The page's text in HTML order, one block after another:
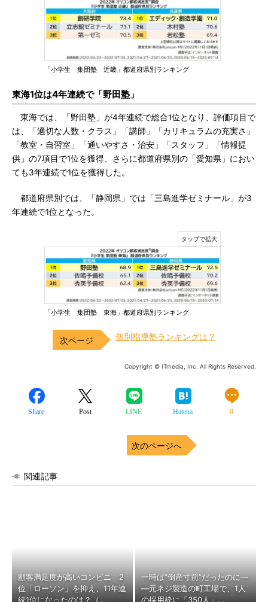
「小学生 集団塾 近畿」都道府県別ランキング
東海1位は4年連続で「野田塾」
東海では、「野田塾」が4年連続で総合1位となり、評価項目で
は、「適切な人数・クラス」「講師」「カリキュラムの充実さ」
「教室・自習室」「通いやすさ・治安」「スタッフ」「情報提
供」の7項目で1位を獲得、さらに都道府県別の「愛知県」におい
ても3年連続で1位を獲得した。
都道府県別では、「静岡県」では「三島進学ゼミナール」が3
年連続で1位となった。
「小学生 集団塾 東海」都道府県別ランキング
個別指導塾ランキングは？
Copyright © ITmedia, Inc. All Rights Reserved.
Share Post LINE Hatena 0
次のページへ
関連記事
顧客満足度が高いコンビニ 2
位「ローソン」を抑え、11年連
続1位になったのは？（...
一時は“倒産寸前”だったのに―
―元ネジ製造の町工場で、1人
の採用枠に「350人」...